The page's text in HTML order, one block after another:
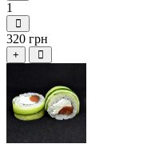
1
320 грн
+